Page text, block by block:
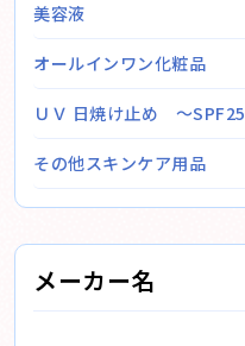
美容液
オールインワン化粧品
ＵＶ 日焼け止め ～SPF25
その他スキンケア用品
メーカー名